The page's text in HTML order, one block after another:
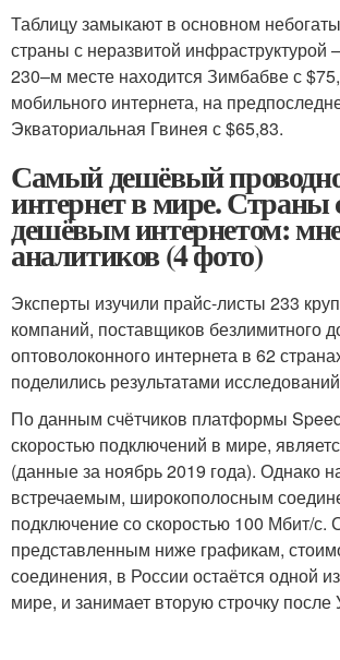
Таблицу замыкают в основном
страны с неразвитой
230–м месте находится Зимбабве с
мобильного интернета, на
Экваториальная Гвинея с $65,83.
Самый дешёвый
интернет в мире.
дешёвым интернетом:
аналитиков (4 фото)
Эксперты изучили прайс-листы 233
компаний, поставщиков безлимитного
оптоволоконного интернета в 62
поделились результатами
По данным счётчиков платформы
скоростью подключений в мире,
(данные за ноябрь 2019 года). Однако
встречаемым, широкополосным
подключение со скоростью 100 Мбит/с.
представленным ниже графикам,
соединения, в России остаётся одной
мире, и занимает вторую строчку после